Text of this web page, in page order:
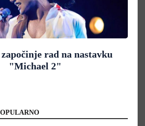
rad na nastavku
"Michael 2"